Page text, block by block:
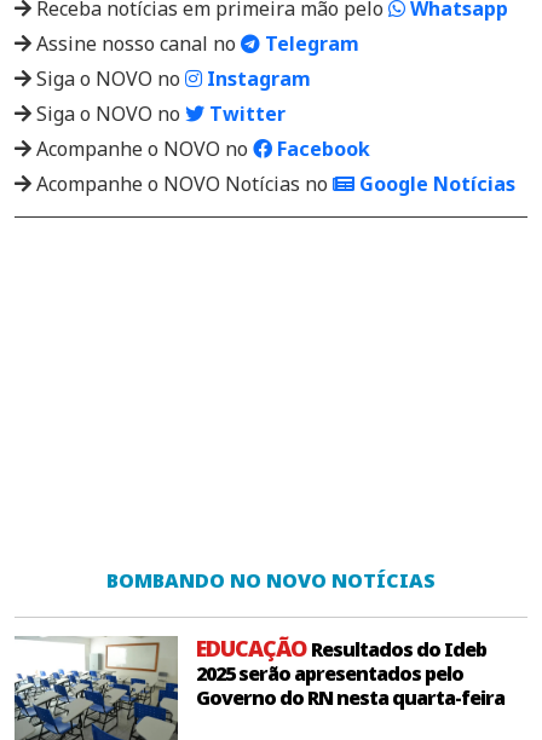
Receba notícias em primeira mão pelo
Whatsapp
Assine nosso canal no
Telegram
Siga o NOVO no
Instagram
Siga o NOVO no
Twitter
Acompanhe o NOVO no
Facebook
Acompanhe o NOVO Notícias no
Google Notícias
BOMBANDO NO NOVO NOTÍCIAS
EDUCAÇÃOResultados do Ideb
2025 serão apresentados pelo
Governo do RN nesta quarta-feira